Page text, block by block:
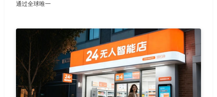
通过全球唯一